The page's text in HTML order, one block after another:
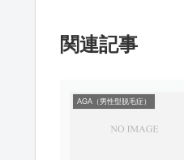
関連記事
AGA（男性型脱毛症）